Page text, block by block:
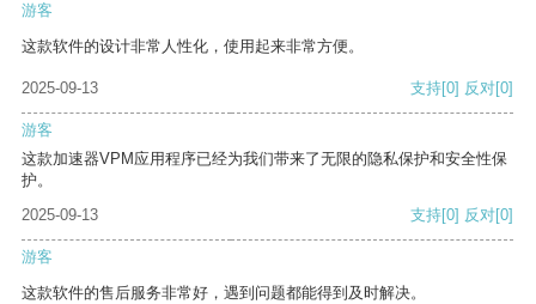
游客
这款软件的设计非常人性化，使用起来非常方便。
2025-09-13 支持[0] 反对[0]
游客
这款加速器VPM应用程序已经为我们带来了无限的隐私保护和安全性保
护。
2025-09-13
支持[0] 反对[0]
游客
这款软件的售后服务非常好，遇到问题都能得到及时解决。